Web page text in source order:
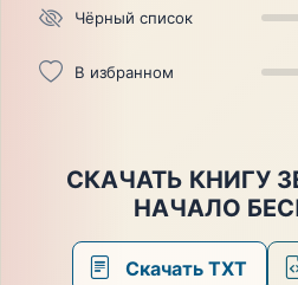
Чёрный список
В избранном
СКАЧАТЬ КНИГУ
НАЧАЛО
Скачать TXT